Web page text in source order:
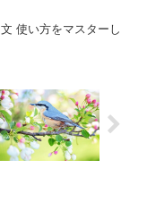
使い方をマスターし